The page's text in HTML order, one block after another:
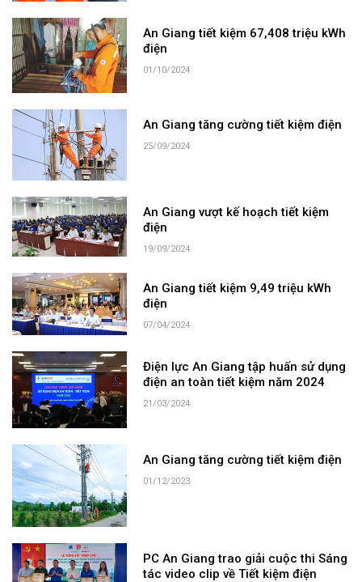
An Giang tiết kiệm 67,408 triệu kWh
điện
01/10/2024
An Giang tăng cường tiết kiệm điện
25/09/2024
An Giang vượt kế hoạch tiết kiệm
điện
19/09/2024
An Giang tiết kiệm 9,49 triệu kWh
điện
07/04/2024
Điện lực An Giang tập huấn sử dụng
điện an toàn tiết kiệm năm 2024
21/03/2024
An Giang tăng cường tiết kiệm điện
01/12/2023
PC An Giang trao giải cuộc thi Sáng
tác video clip về Tiết kiệm điện